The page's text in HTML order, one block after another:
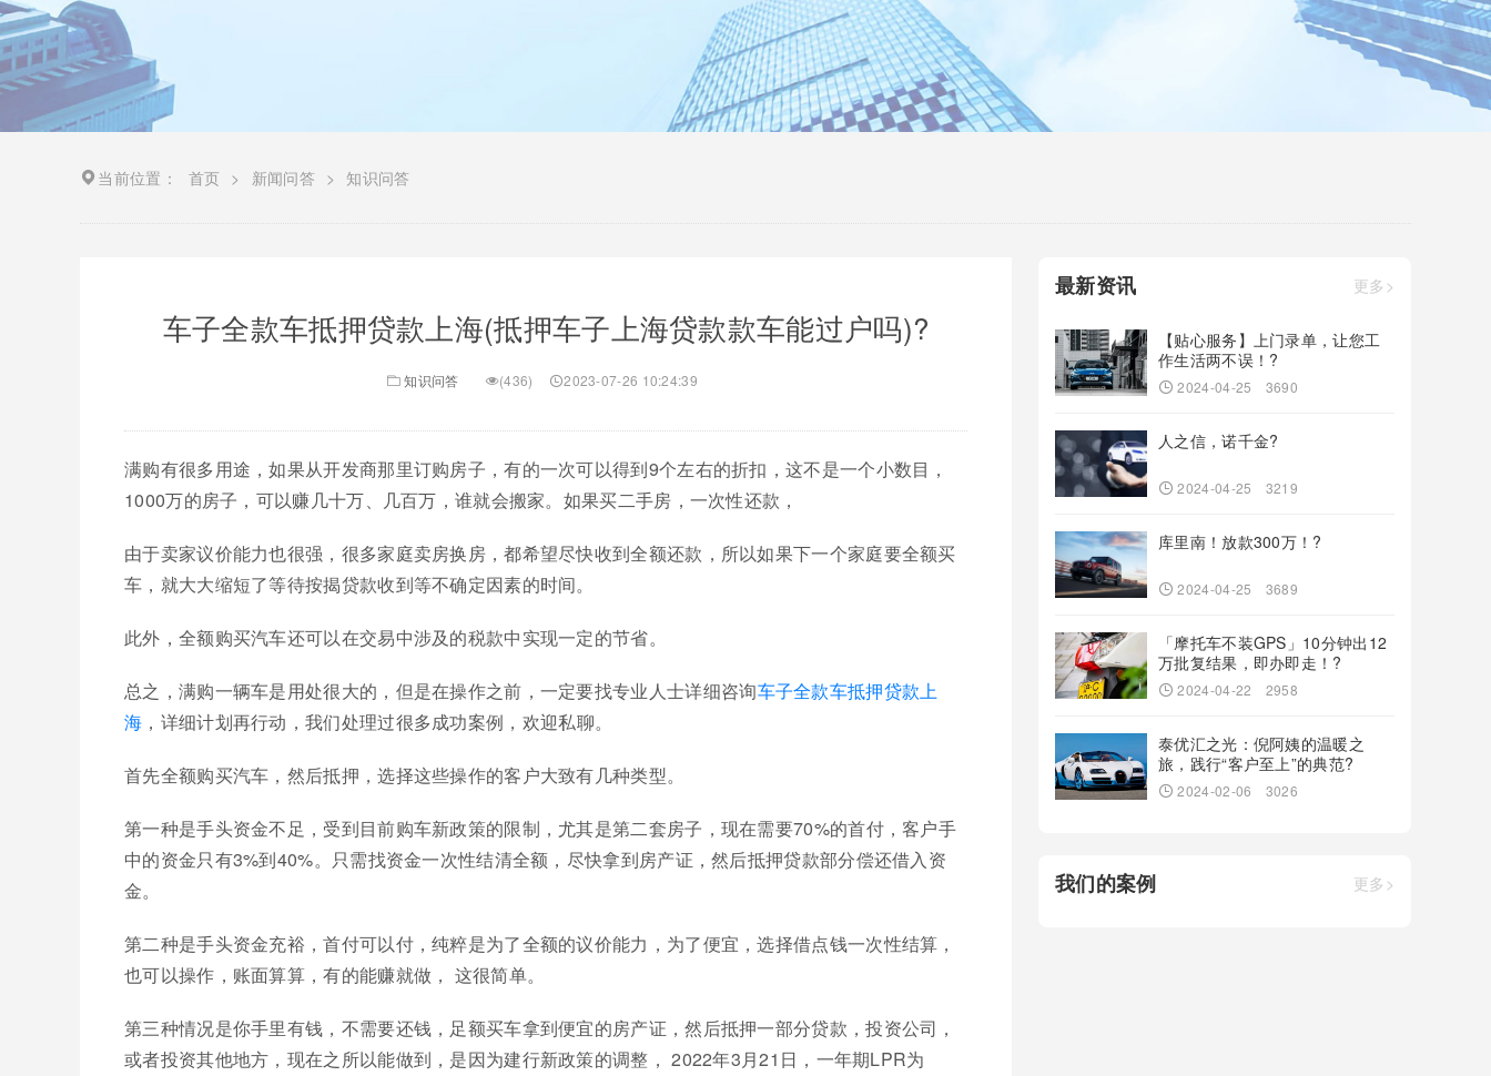
当前位置： 首页 > 新闻问答 > 知识问答
车子全款车抵押贷款上海(抵押车子上海贷款款车能过户吗)?
知识问答 (436) 2023-07-26 10:24:39
满购有很多用途，如果从开发商那里订购房子，有的一次可以得到9个左右的折扣，这不是一个小数目，
1000万的房子，可以赚几十万、几百万，谁就会搬家。如果买二手房，一次性还款，
由于卖家议价能力也很强，很多家庭卖房换房，都希望尽快收到全额还款，所以如果下一个家庭要全额买
车，就大大缩短了等待按揭贷款收到等不确定因素的时间。
此外，全额购买汽车还可以在交易中涉及的税款中实现一定的节省。
总之，满购一辆车是用处很大的，但是在操作之前，一定要找专业人士详细咨询车子全款车抵押贷款上
海 ，详细计划再行动，我们处理过很多成功案例，欢迎私聊。
首先全额购买汽车，然后抵押，选择这些操作的客户大致有几种类型。
第一种是手头资金不足，受到目前购车新政策的限制，尤其是第二套房子，现在需要70%的首付，客户手
中的资金只有3%到40%。只需找资金一次性结清全额，尽快拿到房产证，然后抵押贷款部分偿还借入资
金。
第二种是手头资金充裕，首付可以付，纯粹是为了全额的议价能力，为了便宜，选择借点钱一次性结算，
也可以操作，账面算算，有的能赚就做， 这很简单。
第三种情况是你手里有钱，不需要还钱，足额买车拿到便宜的房产证，然后抵押一部分贷款，投资公司，
或者投资其他地方，现在之所以能做到，是因为建行新政策的调整， 2022年3月21日，一年期LPR为
最新资讯 更多>
【贴心服务】上门录单，让您工
作生活两不误！?
2024-04-25 3690
人之信，诺千金?
2024-04-25 3219
库里南！放款300万！?
2024-04-25 3689
「摩托车不装GPS」10分钟出12
万批复结果，即办即走！?
2024-04-22 2958
泰优汇之光：倪阿姨的温暖之
旅，践行“客户至上”的典范?
2024-02-06 3026
我们的案例 更多>